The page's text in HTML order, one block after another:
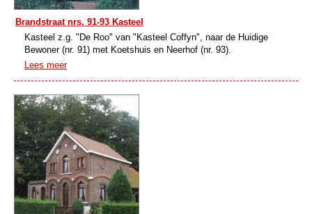
Brandstraat nrs. 91-93 Kasteel
Kasteel z.g. "De Roo" van "Kasteel Coffyn", naar de Huidige
Bewoner (nr. 91) met Koetshuis en Neerhof (nr. 93).
Lees meer